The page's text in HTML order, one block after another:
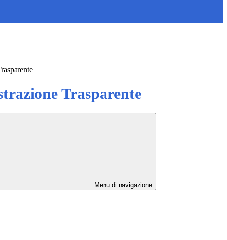
Trasparente
Menu di navigazione